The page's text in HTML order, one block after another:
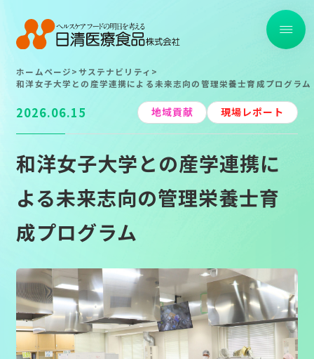
トップ
取り組み事例一覧
TOP
TOP
About
About
Strong Point
Strong Point
Service
Service
Concept
Concept
ホームページ>サステナビリティ >
和洋女子大学との産学連携による未来志向の管理栄養士育成プログラム
2026.06.15 地域貢献 現場レポート
和洋女子大学との産学連携に
よる未来志向の管理栄養士育
成プログラム